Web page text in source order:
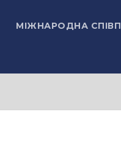
МІЖНАРОДНА